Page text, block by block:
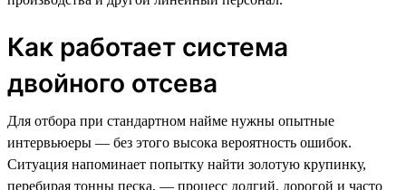
Как работает система
двойного отсева
Для отбора при стандартном найме нужны опытные
интервьюеры — без этого высока вероятность ошибок.
Ситуация напоминает попытку найти золотую крупинку,
перебирая тонны песка, — процесс долгий, дорогой и часто